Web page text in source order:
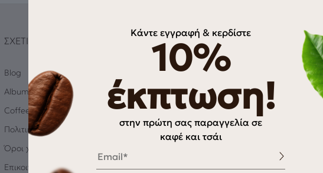
Κάντε εγγραφή & κερδίστε
10%
έκπτωση!
στην πρώτη σας παραγγελία σε
καφέ και τσάι
Email
ΣΧΕΤΙΚΆ
Blog
Albums
Coffee Quiz
Πολιτική Απορρήτου
Όροι χρήσης
Επικοινωνία
ΠΛΗΡΟΦΟΡΊΕΣ
Ο λογαριασμός μου
Αγαπημένα
Oλοκλήρωση αγοράς
Τρόποι Πληρωμής
Επιστροφές